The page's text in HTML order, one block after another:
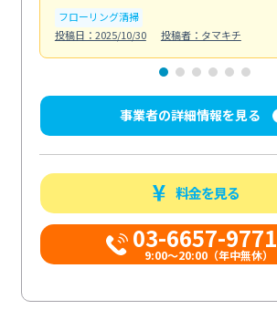
フローリング清掃
投稿日：2025/10/30
投稿者：タマキチ
事業者の詳細情報を見る
料金を見る
03-6657-9771
9:00～20:00（年中無休）